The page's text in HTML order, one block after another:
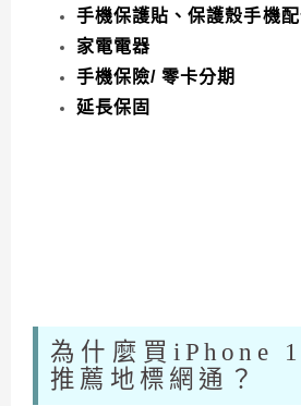
手機保護貼、保護殼手機
家電電器
手機保險/ 零卡分期
延長保固
為什麼買iPhone
推薦地標網通？